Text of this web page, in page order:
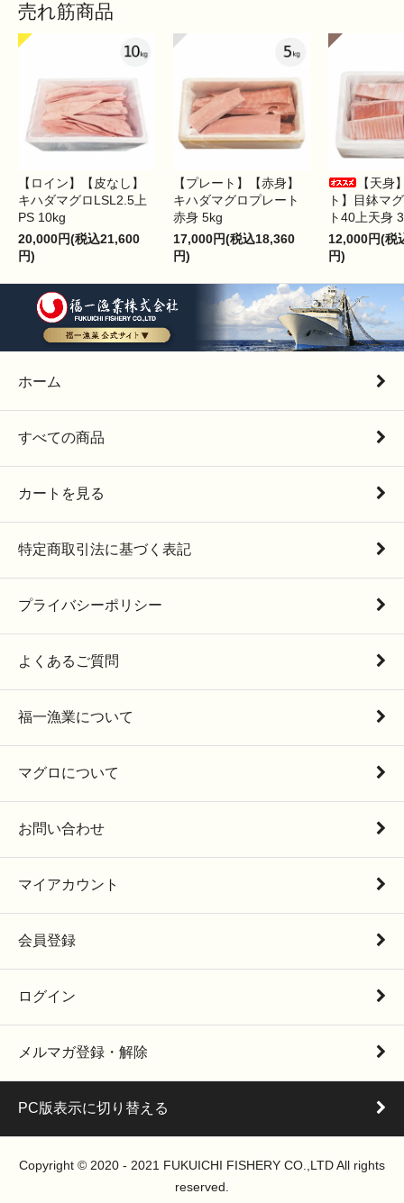
売れ筋商品
【ロイン】【皮なし】
キハダマグロLSL2.5上
PS 10kg
20,000円(税込21,600
円)
【プレート】【赤身】
キハダマグロプレート
赤身 5kg
17,000円(税込18,360
円)
【天身
ト】目鉢マ
ト40上天身
12,000円(税
円)
ホーム
すべての商品
カートを見る
特定商取引法に基づく表記
プライバシーポリシー
よくあるご質問
福一漁業について
マグロについて
お問い合わせ
マイアカウント
会員登録
ログイン
メルマガ登録・解除
PC版表示に切り替える
Copyright © 2020 - 2021 FUKUICHI FISHERY CO.,LTD All rights
reserved.